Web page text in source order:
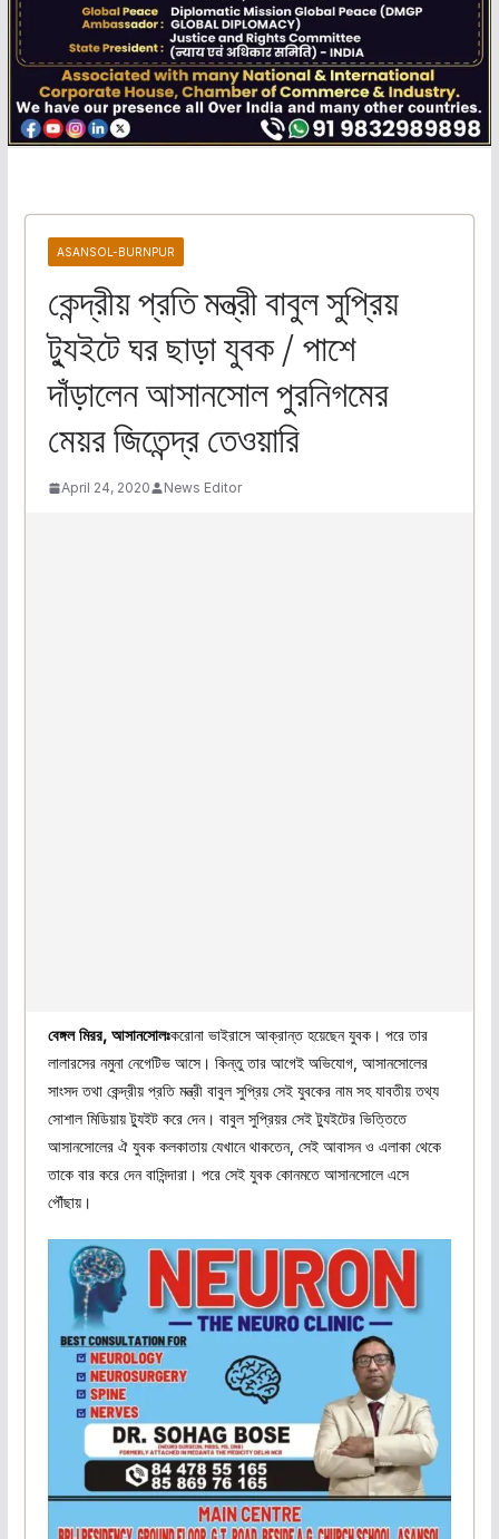
ASANSOL-BURNPUR
কেন্দ্রীয় প্রতি মন্ত্রী বাবুল সুপ্রিয়
ট্যুইটে ঘর ছাড়া যুবক / পাশে
দাঁড়ালেন আসানসোল পুরনিগমের
মেয়র জিতেন্দ্র তেওয়ারি
April 24, 2020 News Editor
বেঙ্গল মিরর, আসানসোলঃকরোনা ভাইরাসে আক্রান্ত হয়েছেন যুবক। পরে তার
লালারসের নমুনা নেগেটিভ আসে। কিন্তু তার আগেই অভিযোগ, আসানসোলের
সাংসদ তথা কেন্দ্রীয় প্রতি মন্ত্রী বাবুল সুপ্রিয় সেই যুবকের নাম সহ যাবতীয় তথ্য
সোশাল মিডিয়ায় ট্যুইট করে দেন। বাবুল সুপ্রিয়র সেই ট্যুইটের ভিত্তিতে
আসানসোলের ঐ যুবক কলকাতায় যেখানে থাকতেন, সেই আবাসন ও এলাকা থেকে
তাকে বার করে দেন বাসিন্দারা। পরে সেই যুবক কোনমতে আসানসোলে এসে
পৌঁছায়।